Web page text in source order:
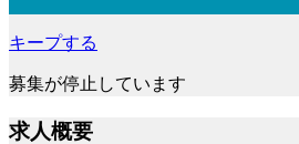
キープする
募集が停止しています
求人概要